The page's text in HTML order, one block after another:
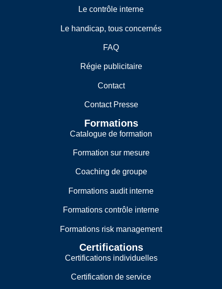
Le contrôle interne
Le handicap, tous concernés
FAQ
Régie publicitaire
Contact
Contact Presse
Formations
Catalogue de formation
Formation sur mesure
Coaching de groupe
Formations audit interne
Formations contrôle interne
Formations risk management
Certifications
Certifications individuelles
Certification de service